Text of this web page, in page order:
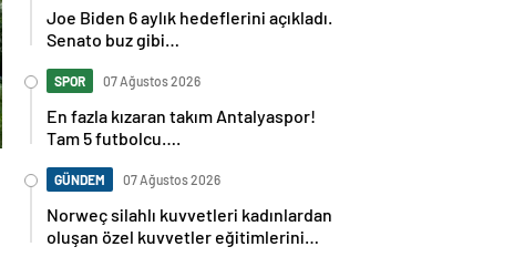
Joe Biden 6 aylık hedeflerini açıkladı.
Senato buz gibi…
SPOR 07 Ağustos 2026
En fazla kızaran takım Antalyaspor!
Tam 5 futbolcu….
GÜNDEM 07 Ağustos 2026
Norweç silahlı kuvvetleri kadınlardan
oluşan özel kuvvetler eğitimlerini